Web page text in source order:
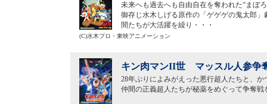
未来へも過去へも自由自在を奪われた“まぼ
御存じ水木しげる原作の「ゲゲゲの鬼太郎
間たちが大活躍を繰り・・・
(C)水木プロ・東映アニメーション
キン肉マンII世 マッスル人参争
28年ぶりによみがえった悪行超人たちと、
仲間の正義超人たちが秘薬をめぐって争奪